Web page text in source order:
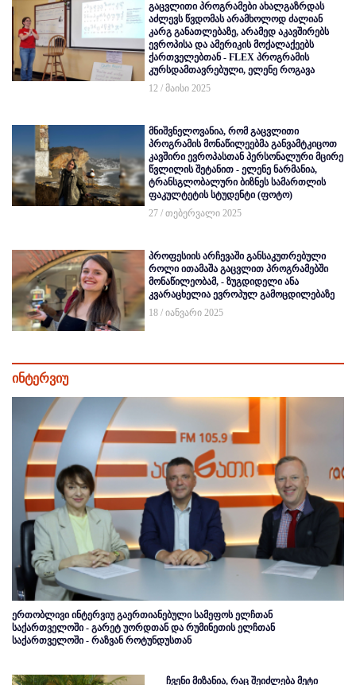
გაცვლითი პროგრამები ახალგაზრდას
აძლევს წვდომას არამხოლოდ ძალიან
კარგ განათლებაზე, არამედ აკავშირებს
ევროპისა და ამერიკის მოქალაქეებს
ქართველებთან - FLEX პროგრამის
კურსდამთავრებული, ელენე როგავა
12 / მაისი 2025
მნიშვნელოვანია, რომ გაცვლითი
პროგრამის მონაწილეებმა განვამტკიცოთ
კავშირი ევროპასთან პერსონალური მცირე
წვლილის შეტანით - ელენე ნარმანია,
ტრანსგლობალური ბიზნეს სამართლის
ფაკულტეტის სტუდენტი (ფოტო)
27 / თებერვალი 2025
პროფესიის არჩევაში განსაკუთრებული
როლი ითამაშა გაცვლით პროგრამებში
მონაწილეობამ, - ზუგდიდელი ანა
კვარაცხელია ევროპულ გამოცდილებაზე
18 / იანვარი 2025
ინტერვიუ
ერთობლივი ინტერვიუ გაერთიანებული სამეფოს ელჩთან
საქართველოში - გარეტ უორდთან და რუმინეთის ელჩთან
საქართველოში - რაზვან როტუნდუსთან
ჩვენი მიზანია, რაც შეიძლება მეტი